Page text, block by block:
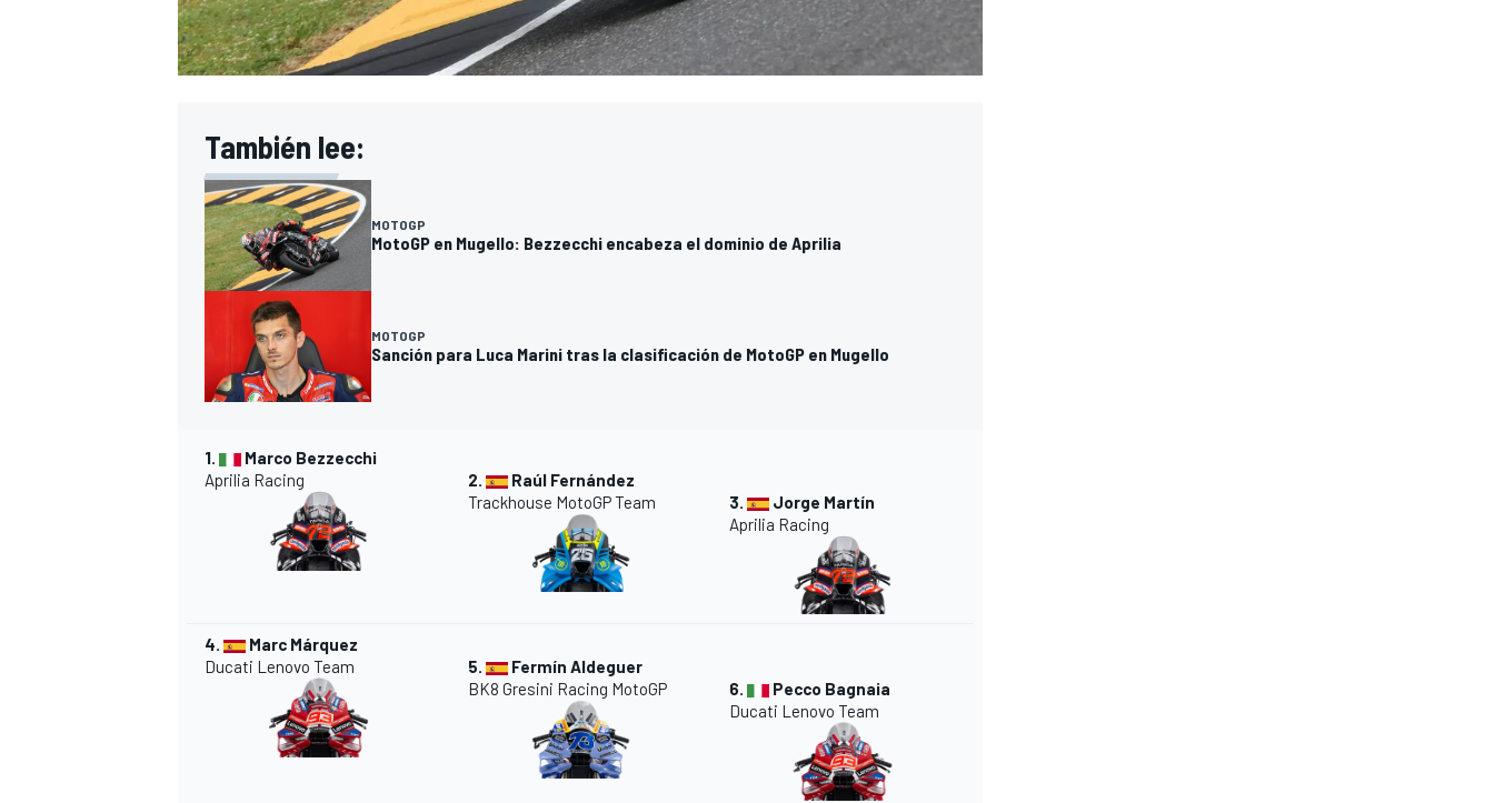
También lee:
MOTOGP
MotoGP en Mugello: Bezzecchi encabeza el dominio de Aprilia
MOTOGP
Sanción para Luca Marini tras la clasificación de MotoGP en Mugello
1.
Marco Bezzecchi
Aprilia Racing 2.
Raúl Fernández
Trackhouse MotoGP Team
3.
Jorge Martín
Aprilia Racing
4.
Marc Márquez
Ducati Lenovo Team 5.
Fermín Aldeguer
BK8 Gresini Racing MotoGP 6.
Pecco Bagnaia
Ducati Lenovo Team